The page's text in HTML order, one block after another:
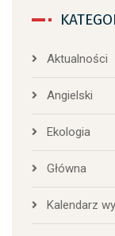
Aktualności
Angielski
Ekologia
Główna
Kalendarz